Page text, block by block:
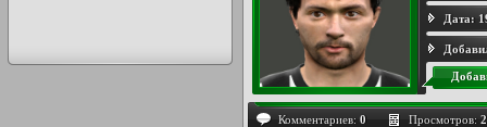
Дата:
Комментариев: 0 Просмотров: